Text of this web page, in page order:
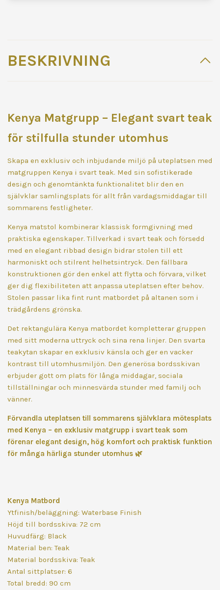
BESKRIVNING
Kenya Matgrupp – Elegant svart teak
för stilfulla stunder utomhus
Skapa en exklusiv och inbjudande miljö på uteplatsen med
matgruppen Kenya i svart teak. Med sin sofistikerade
design och genomtänkta funktionalitet blir den en
självklar samlingsplats för allt från vardagsmiddagar till
sommarens festligheter.
Kenya matstol kombinerar klassisk formgivning med
praktiska egenskaper. Tillverkad i svart teak och försedd
med en elegant ribbad design bidrar stolen till ett
harmoniskt och stilrent helhetsintryck. Den fällbara
konstruktionen gör den enkel att flytta och förvara, vilket
ger dig flexibiliteten att anpassa uteplatsen efter behov.
Stolen passar lika fint runt matbordet på altanen som i
trädgårdens grönska.
Det rektangulära Kenya matbordet kompletterar gruppen
med sitt moderna uttryck och sina rena linjer. Den svarta
teakytan skapar en exklusiv känsla och ger en vacker
kontrast till utomhusmiljön. Den generösa bordsskivan
erbjuder gott om plats för långa middagar, sociala
tillställningar och minnesvärda stunder med familj och
vänner.
Förvandla uteplatsen till sommarens självklara mötesplats
med Kenya – en exklusiv matgrupp i svart teak som
förenar elegant design, hög komfort och praktisk funktion
för många härliga stunder utomhus 🌿
Kenya Matbord
Ytfinish/beläggning: Waterbase Finish
Höjd till bordsskiva: 72 cm
Huvudfärg: Black
Material ben: Teak
Material bordsskiva: Teak
Antal sittplatser: 6
Total bredd: 90 cm